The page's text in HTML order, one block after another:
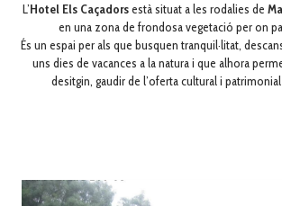
L’Hotel Els Caçadorsestà situat a les rodalies de
en una zona de frondosa vegetació per on
És un espai per als que busquen tranquil·litat,
uns dies de vacances a la natura i que alhora
desitgin, gaudir de l’oferta cultural i